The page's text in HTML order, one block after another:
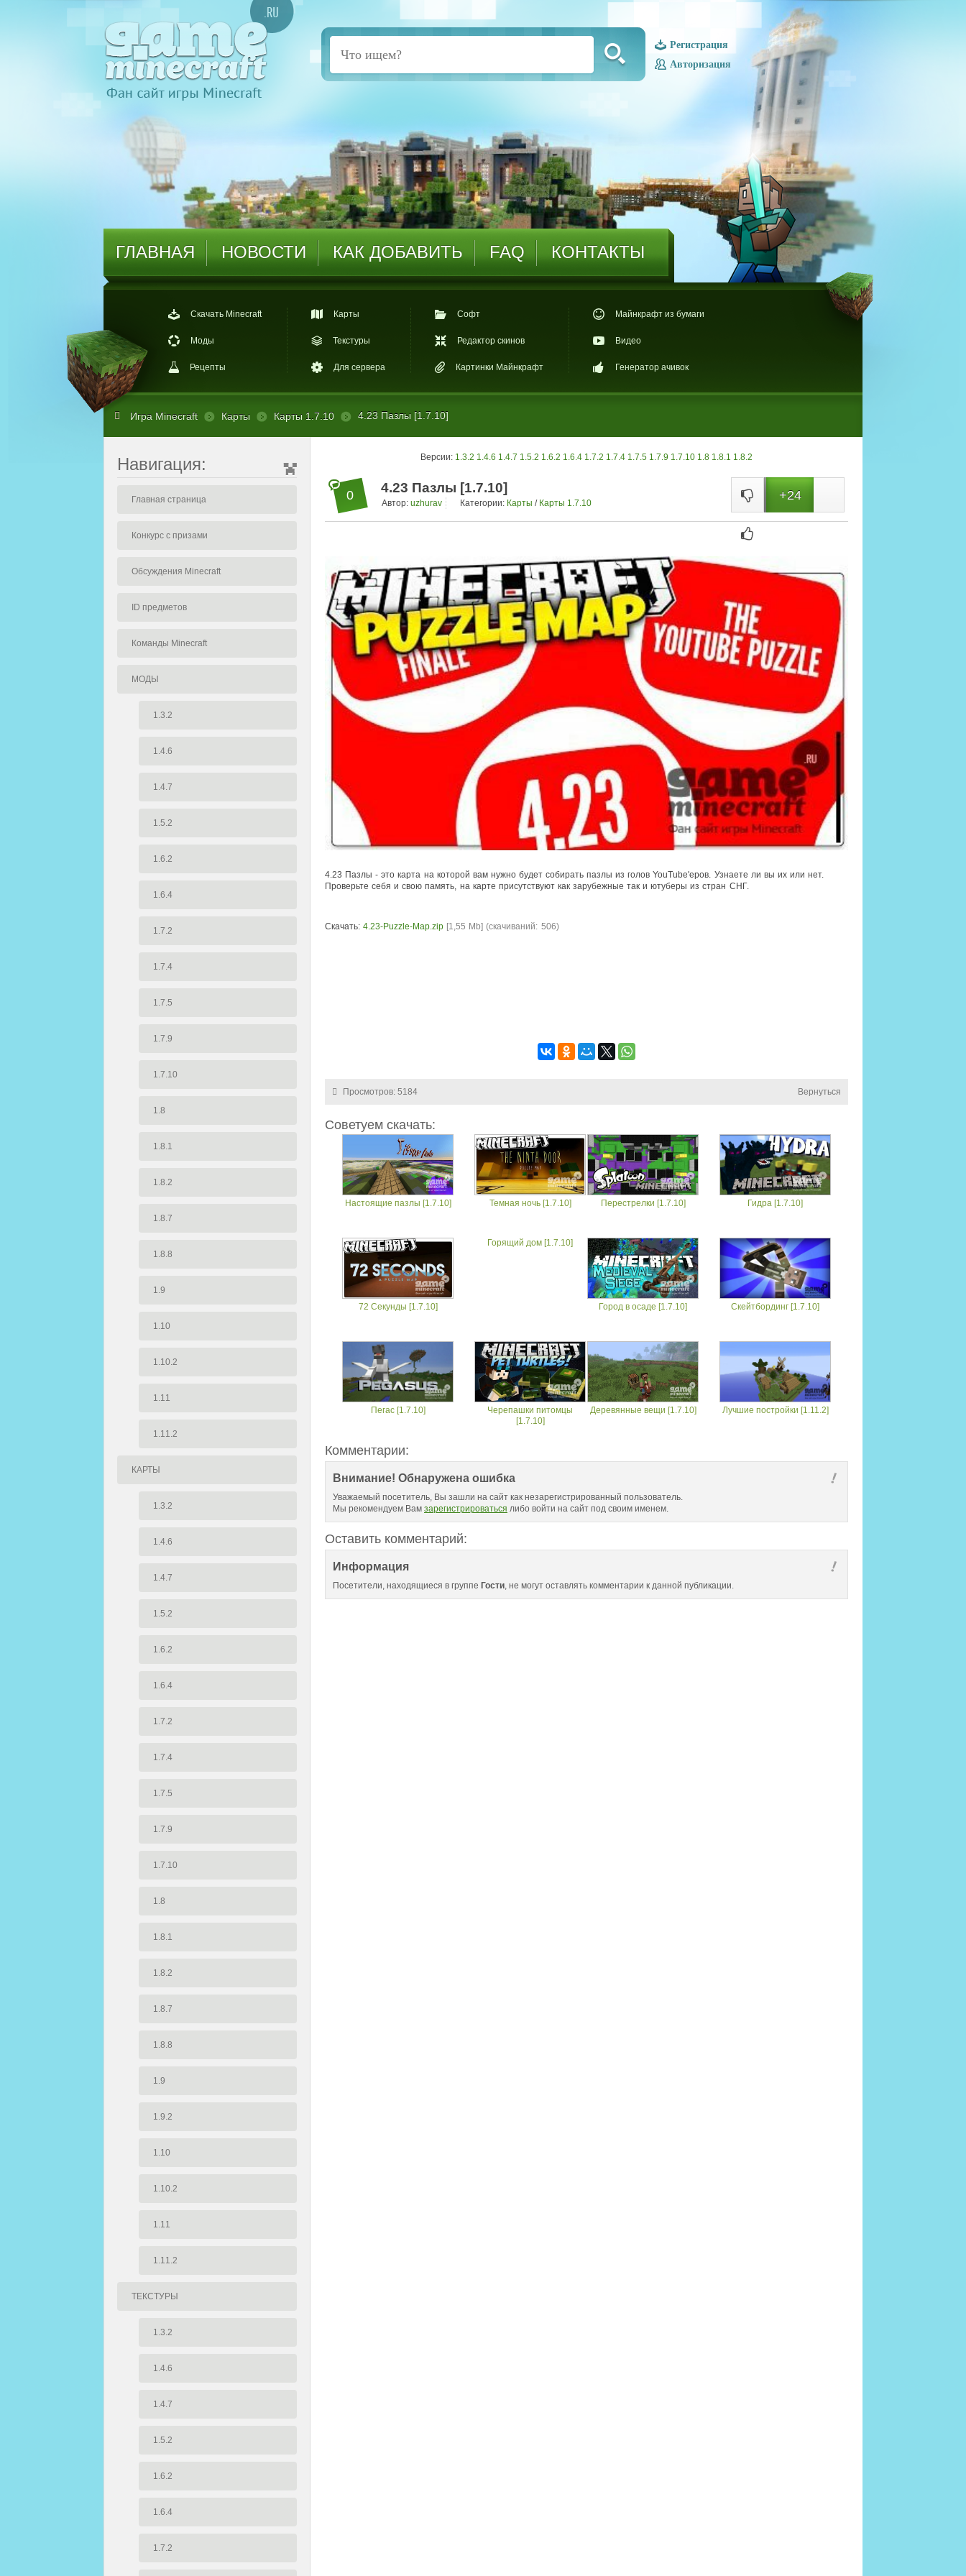
Регистрация
Авторизация
ГЛАВНАЯ НОВОСТИ КАК ДОБАВИТЬ FAQ КОНТАКТЫ
Скачать Minecraft
Моды
Рецепты
Карты
Текстуры
Для сервера
Софт
Редактор скинов
Картинки Майнкрафт
Майнкрафт из бумаги
Видео
Генератор ачивок
Игра Minecraft Карты Карты 1.7.10 4.23 Пазлы [1.7.10]
Навигация:
Главная страница
Конкурс с призами
Обсуждения Minecraft
ID предметов
Команды Minecraft
МОДЫ
1.3.2
1.4.6
1.4.7
1.5.2
1.6.2
1.6.4
1.7.2
1.7.4
1.7.5
1.7.9
1.7.10
1.8
1.8.1
1.8.2
1.8.7
1.8.8
1.9
1.10
1.10.2
1.11
1.11.2
КАРТЫ
1.3.2
1.4.6
1.4.7
1.5.2
1.6.2
1.6.4
1.7.2
1.7.4
1.7.5
1.7.9
1.7.10
1.8
1.8.1
1.8.2
1.8.7
1.8.8
1.9
1.9.2
1.10
1.10.2
1.11
1.11.2
ТЕКСТУРЫ
1.3.2
1.4.6
1.4.7
1.5.2
1.6.2
1.6.4
1.7.2
Версии: 1.3.2 1.4.6 1.4.7 1.5.2 1.6.2 1.6.4 1.7.2 1.7.4 1.7.5 1.7.9 1.7.10 1.8 1.8.1 1.8.2
0 4.23 Пазлы [1.7.10]
Автор: uzhurav Категории: Карты / Карты 1.7.10
+24
4.23 Пазлы - это карта на которой вам нужно будет собирать пазлы из голов YouTube'еров. Узнаете ли вы их или нет.
Проверьте себя и свою память, на карте присутствуют как зарубежные так и ютуберы из стран СНГ.
Скачать:4.23-Puzzle-Map.zip [1,55 Mb] (cкачиваний: 506)
Просмотров: 5184 Вернуться
Советуем скачать:
Настоящие пазлы [1.7.10] Темная ночь [1.7.10] Перестрелки [1.7.10] Гидра [1.7.10]
72 Секунды [1.7.10]
Горящий дом [1.7.10]
Город в осаде [1.7.10] Скейтбординг [1.7.10]
Пегас [1.7.10]
Черепашки питомцы
[1.7.10]
Деревянные вещи [1.7.10] Лучшие постройки [1.11.2]
Комментарии:
Внимание! Обнаружена ошибка
Уважаемый посетитель, Вы зашли на сайт как незарегистрированный пользователь.
Мы рекомендуем Вам зарегистрироваться либо войти на сайт под своим именем.
Оставить комментарий:
Информация
Посетители, находящиеся в группе Гости, не могут оставлять комментарии к данной публикации.